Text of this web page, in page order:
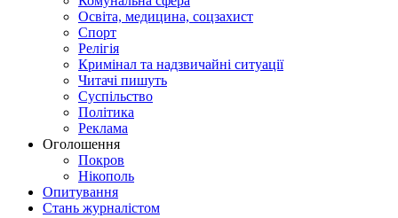
Освіта, медицина, соцзахист
Спорт
Релігія
Кримінал та надзвичайні ситуації
Читачі пишуть
Суспільство
Політика
Реклама
Оголошення
Покров
Нікополь
Опитування
Стань журналістом